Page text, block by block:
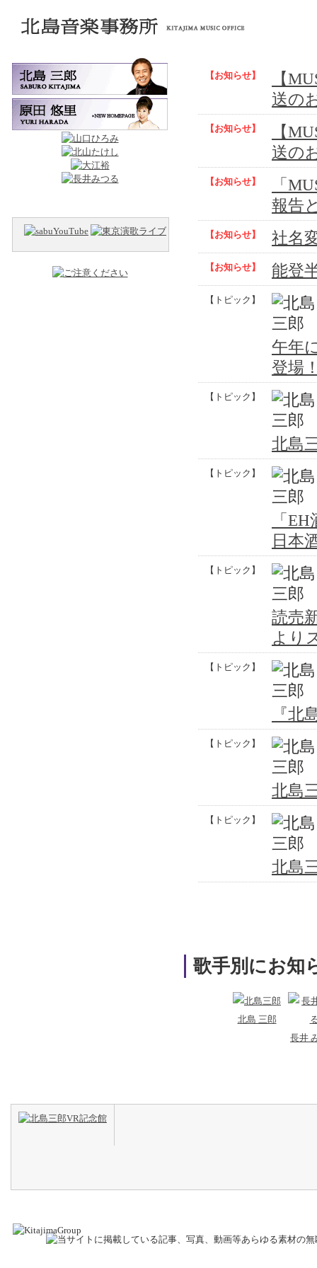
【お知らせ】
【
送の
【お知らせ】
【
送の
【お知らせ】
「
報告
【お知らせ】 社名
【お知らせ】 能登
【トピック】
午年
登場
【トピック】
北島
【トピック】
「
日本
【トピック】
読売
より
【トピック】
『北
【トピック】
北島
【トピック】
北島
歌手別にお知
北島 三郎
長井